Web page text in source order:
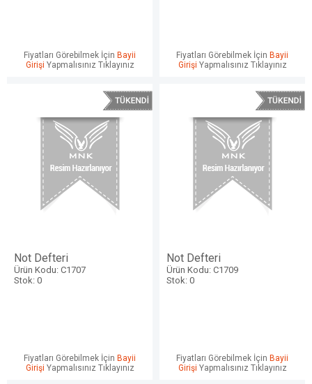
Fiyatları Görebilmek İçin Bayii
Girişi Yapmalısınız Tıklayınız
Fiyatları Görebilmek İçin Bayii
Girişi Yapmalısınız Tıklayınız
Not Defteri
Ürün Kodu: C1707
Stok: 0
Fiyatları Görebilmek İçin Bayii
Girişi Yapmalısınız Tıklayınız
Not Defteri
Ürün Kodu: C1709
Stok: 0
Fiyatları Görebilmek İçin Bayii
Girişi Yapmalısınız Tıklayınız